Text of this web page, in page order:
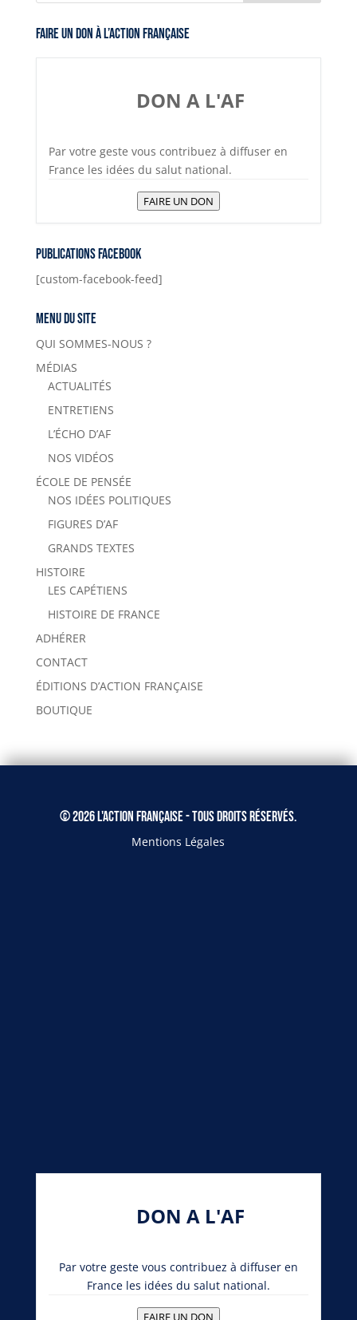
Faire un don à l’Action Française
DON A L'AF
Par votre geste vous contribuez à diffuser en
France les idées du salut national.
FAIRE UN DON
Publications Facebook
[custom-facebook-feed]
Menu du site
QUI SOMMES-NOUS ?
MÉDIAS
ACTUALITÉS
ENTRETIENS
L’ÉCHO D’AF
NOS VIDÉOS
ÉCOLE DE PENSÉE
NOS IDÉES POLITIQUES
FIGURES D’AF
GRANDS TEXTES
HISTOIRE
LES CAPÉTIENS
HISTOIRE DE FRANCE
ADHÉRER
CONTACT
ÉDITIONS D’ACTION FRANÇAISE
BOUTIQUE
© 2026 L'Action Française - Tous droits réservés.
Mentions Légales
DON A L'AF
Par votre geste vous contribuez à diffuser en
France les idées du salut national.
FAIRE UN DON